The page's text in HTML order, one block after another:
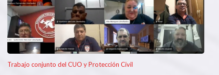
Trabajo conjunto del CUO y Protección Civil